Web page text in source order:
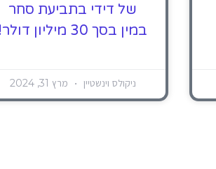
של דידי בתביעת סחר
במין בסך 30 מיליון דולר!
ניקולס וינשטיין מרץ 31, 2024